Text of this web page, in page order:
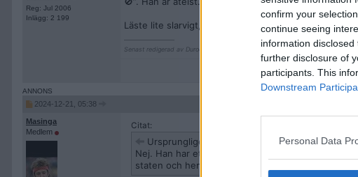
confirm your
continue seeing
information
further disclosure of
participants. This
Downstream
Personal Data
Reg: Jul 2006
Inlägg: 2 199
Läste lite slarvigt, fler exempel på icke-muslimer
Senast redigerad av Durochmoll 2024-12-21 kl. 05:40.
2024-12-21, 05:38
Masinga
Medlem
Citat:
Ursprungligen postat av
ottoplommon
Nej. Han har ett högavlönat arbete som specialist
staten och hemlandet för att han är icketroende X-